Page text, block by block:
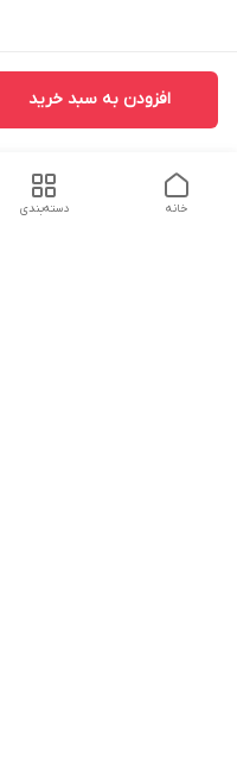
افزودن به سبد خرید
دسته‌بندی خانه